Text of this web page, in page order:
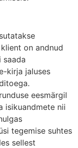
on andnud
saada
kirja jaluses
eesmärgil
isikuandmete nii
tegemise suhtes
sellest